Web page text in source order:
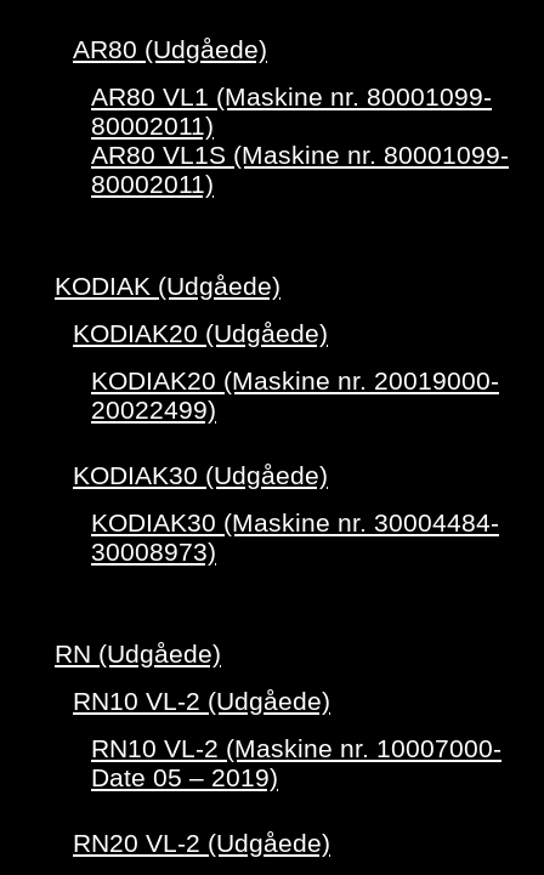
AR80 (Udgåede)
AR80 VL1 (Maskine nr. 80001099-
80002011)
AR80 VL1S (Maskine nr. 80001099-
80002011)
KODIAK (Udgåede)
KODIAK20 (Udgåede)
KODIAK20 (Maskine nr. 20019000-
20022499)
KODIAK30 (Udgåede)
KODIAK30 (Maskine nr. 30004484-
30008973)
RN (Udgåede)
RN10 VL-2 (Udgåede)
RN10 VL-2 (Maskine nr. 10007000-
Date 05 – 2019)
RN20 VL-2 (Udgåede)